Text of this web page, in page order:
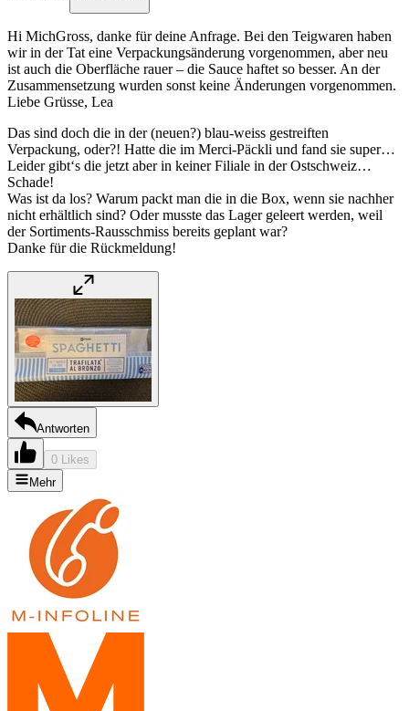
Hi MichGross, danke für deine Anfrage. Bei den Teigwaren haben
wir in der Tat eine Verpackungsänderung vorgenommen, aber neu
ist auch die Oberfläche rauer – die Sauce haftet so besser. An der
Zusammensetzung wurden sonst keine Änderungen vorgenommen.
Liebe Grüsse, Lea
Das sind doch die in der (neuen?) blau-weiss gestreiften
Verpackung, oder?! Hatte die im Merci-Päckli und fand sie super…
Leider gibt‘s die jetzt aber in keiner Filiale in der Ostschweiz…
Schade!
Was ist da los? Warum packt man die in die Box, wenn sie nachher
nicht erhältlich sind? Oder musste das Lager geleert werden, weil
der Sortiments-Rausschmiss bereits geplant war?
Danke für die Rückmeldung!
Antworten
0 Likes
Mehr